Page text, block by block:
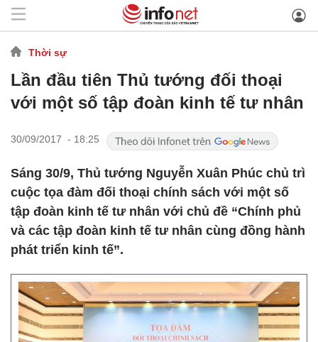
Thời sự
Lần đầu tiên Thủ tướng đối thoại
với một số tập đoàn kinh tế tư nhân
30/09/2017 - 18:25
Sáng 30/9, Thủ tướng Nguyễn Xuân Phúc chủ trì
cuộc tọa đàm đối thoại chính sách với một số
tập đoàn kinh tế tư nhân với chủ đề “Chính phủ
và các tập đoàn kinh tế tư nhân cùng đồng hành
phát triển kinh tế”.